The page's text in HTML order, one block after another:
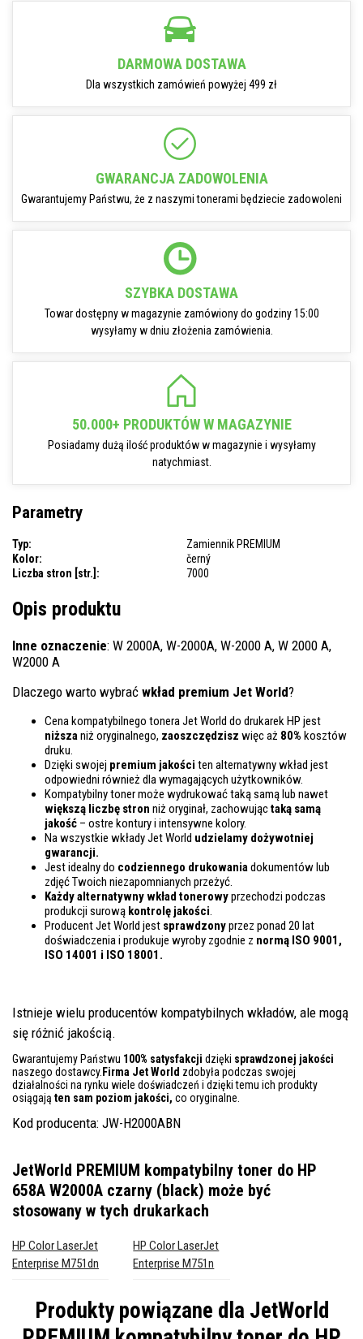
DARMOWA DOSTAWA
Dla wszystkich zamówień powyżej 499 zł
GWARANCJA ZADOWOLENIA
Gwarantujemy Państwu, że z naszymi tonerami będziecie zadowoleni
SZYBKA DOSTAWA
Towar dostępny w magazynie zamówiony do godziny 15:00
wysyłamy w dniu złożenia zamówienia.
50.000+ PRODUKTÓW W MAGAZYNIE
Posiadamy dużą ilość produktów w magazynie i wysyłamy
natychmiast.
Parametry
Typ:
Zamiennik PREMIUM
Kolor:
černý
Liczba stron [str.]:
7000
Opis produktu
Inne oznaczenie: W 2000A, W-2000A, W-2000 A, W 2000 A,
W2000 A
Dlaczego warto wybrać wkład premium Jet World?
Cena kompatybilnego tonera Jet World do drukarek HP jest
niższaniż oryginalnego, zaoszczędzisz więc aż 80% kosztów
druku.
Dzięki swojej premium jakości ten alternatywny wkład jest
odpowiedni również dla wymagających użytkowników.
Kompatybilny toner może wydrukować taką samą lub nawet
większą liczbę stron niż oryginał, zachowująctaką samą
jakość – ostre kontury i intensywne kolory.
Na wszystkie wkłady Jet World udzielamy dożywotniej
gwarancji.
Jest idealny do codziennego drukowaniadokumentów lub
zdjęć Twoich niezapomnianych przeżyć.
Każdy alternatywny wkład tonerowyprzechodzi podczas
produkcji surową kontrolę jakości.
Producent Jet World jest sprawdzonyprzez ponad 20 lat
doświadczenia i produkuje wyroby zgodnie z normą ISO 9001,
ISO 14001 i ISO 18001.
Istnieje wielu producentów kompatybilnych wkładów, ale mogą
się różnić jakością.
Gwarantujemy Państwu 100% satysfakcji dzięki sprawdzonej jakości
naszego dostawcy. Firma Jet World zdobyła podczas swojej
działalności na rynku wiele doświadczeń i dzięki temu ich produkty
osiągają ten sam poziom jakości, co oryginalne.
Kod producenta: JW-H2000ABN
JetWorld PREMIUM kompatybilny toner do HP
658A W2000A czarny (black) może być
stosowany w tych drukarkach
HP Color LaserJet
Enterprise M751dn
HP Color LaserJet
Enterprise M751n
Produkty powiązane dla JetWorld